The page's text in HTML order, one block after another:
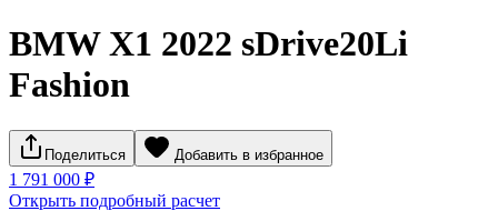
BMW X1 2022 sDrive20Li
Fashion
Поделиться Добавить в избранное
1 791 000 ₽
Открыть подробный расчет